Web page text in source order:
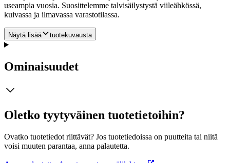
useampia vuosia. Suosittelemme talvisäilystystä viileähkössä,
kuivassa ja ilmavassa varastotilassa.
Näytä lisää tuotekuvausta
Ominaisuudet
Oletko tyytyväinen tuotetietoihin?
Ovatko tuotetiedot riittävät? Jos tuotetiedoissa on puutteita tai niitä
voisi muuten parantaa, anna palautetta.